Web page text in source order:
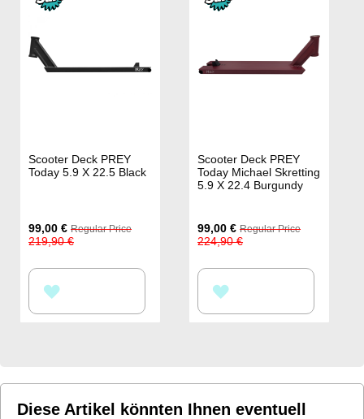
Scooter Deck PREY
Today 5.9 X 22.5 Black
Special
Price
99,00 € Regular Price
219,90 €
WUNSCHLISTE
Scooter Deck PREY
Today Michael Skretting
5.9 X 22.4 Burgundy
Special
Price
99,00 € Regular Price
224,90 €
WUNSCHLISTE
Diese Artikel könnten Ihnen eventuell